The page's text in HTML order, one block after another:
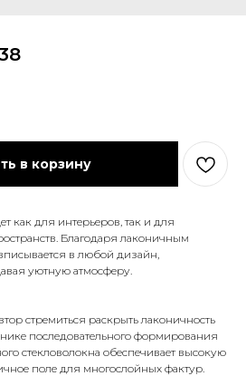
в корзину
как для интерьеров, так и для
Благодаря лаконичным
в любой дизайн,
уютную атмосферу.
стремиться раскрыть лаконичность
последовательного формирования
стекловолокна обеспечивает высокую
поле для многослойных фактур.